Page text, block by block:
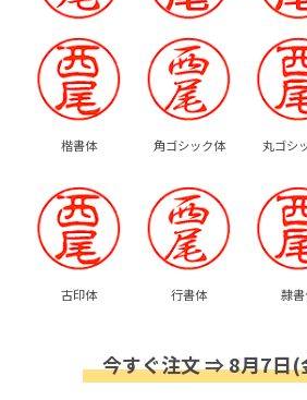
楷書体 角ゴシック体 丸ゴシ
古印体 行書体 隷
今すぐ注文 ⇒ 8月7日(